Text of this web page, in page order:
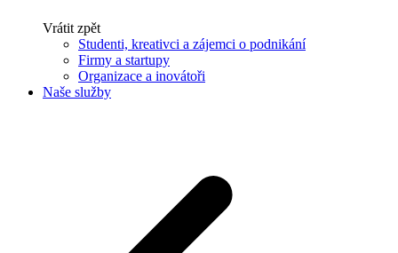
Vrátit zpět
Studenti, kreativci a zájemci o podnikání
Firmy a startupy
Organizace a inovátoři
Naše služby